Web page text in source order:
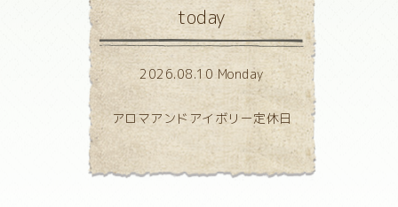
today
2026.08.10 Monday
アロマアンドアイボリー定休日